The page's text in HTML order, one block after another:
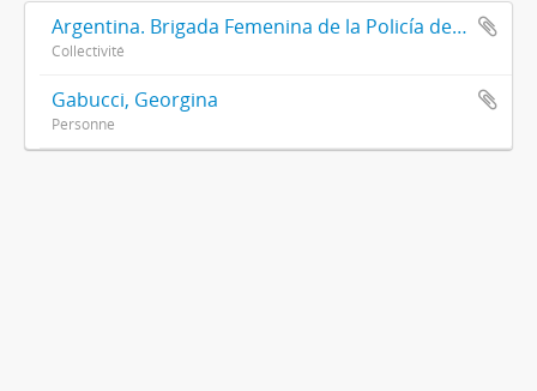
Argentina. Brigada Femenina de la Policía de la Provincia de Buenos Aires
Collectivité
Gabucci, Georgina
Personne